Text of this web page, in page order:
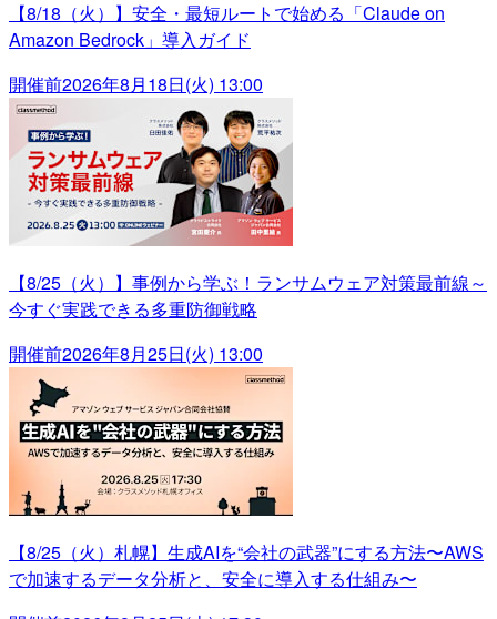
【8/18（火）】安全・最短ルートで始める「Claude on
Amazon Bedrock」導入ガイド
開催前2026年8月18日(火) 13:00
【8/25（火）】事例から学ぶ！ランサムウェア対策最前線～
今すぐ実践できる多重防御戦略
開催前2026年8月25日(火) 13:00
【8/25（火）札幌】生成AIを“会社の武器”にする方法〜AWS
で加速するデータ分析と、安全に導入する仕組み〜